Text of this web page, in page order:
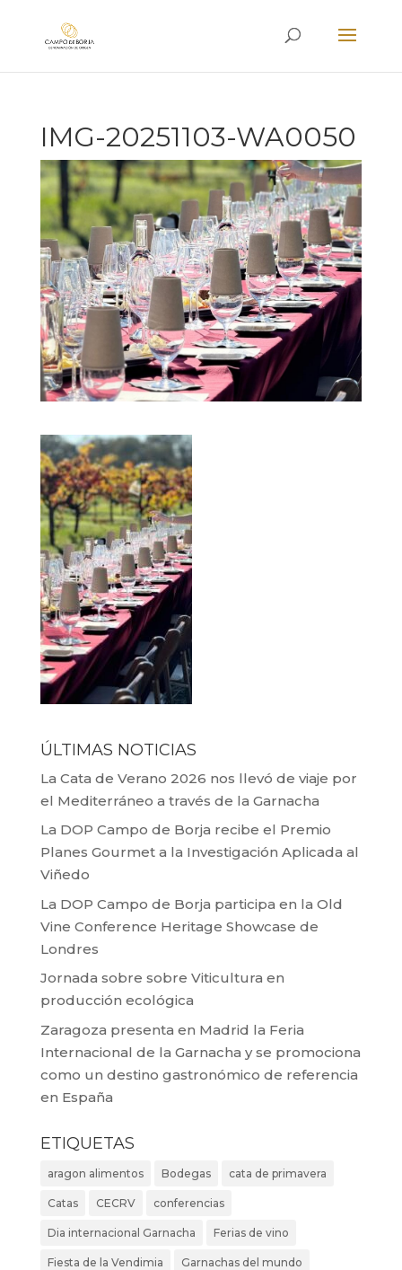
IMG-20251103-WA0050
ÚLTIMAS NOTICIAS
La Cata de Verano 2026 nos llevó de viaje por
el Mediterráneo a través de la Garnacha
La DOP Campo de Borja recibe el Premio
Planes Gourmet a la Investigación Aplicada al
Viñedo
La DOP Campo de Borja participa en la Old
Vine Conference Heritage Showcase de
Londres
Jornada sobre sobre Viticultura en
producción ecológica
Zaragoza presenta en Madrid la Feria
Internacional de la Garnacha y se promociona
como un destino gastronómico de referencia
en España
ETIQUETAS
aragon alimentos Bodegas cata de primavera
Catas CECRV conferencias
Dia internacional Garnacha Ferias de vino
Fiesta de la Vendimia Garnachas del mundo